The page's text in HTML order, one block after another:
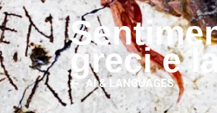
greci e
AI & LANGUAGES